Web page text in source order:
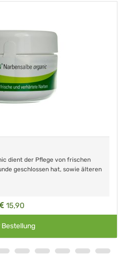
dient der Pflege von frischen
geschlossen hat, sowie älteren
15,90
Bestellung